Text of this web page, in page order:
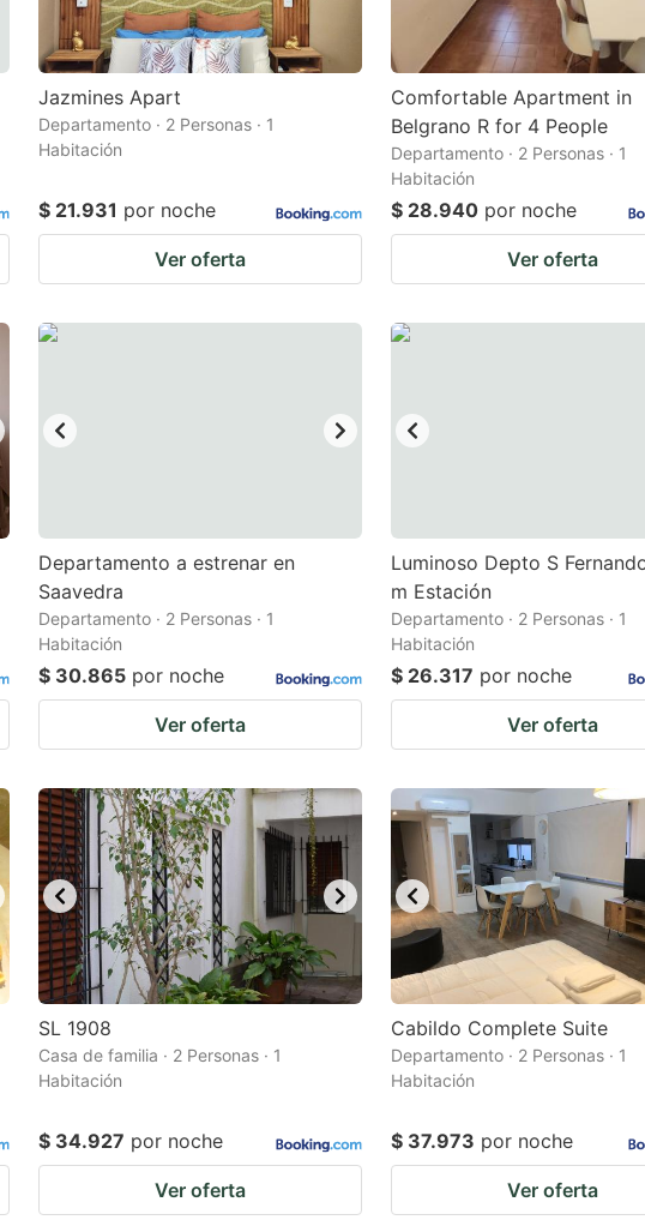
Jazmines Apart
Departamento · 2 Personas · 1
Habitación
$ 21.931 por noche
Ver oferta
Comfortable Apartment in
Belgrano R for 4 People
Departamento · 2 Personas · 1
Habitación
$ 28.940 por noche
Ver oferta
Departamento a estrenar en
Saavedra
Departamento · 2 Personas · 1
Habitación
$ 30.865 por noche
Ver oferta
Luminoso Depto S
m Estación
Departamento · 2 Personas · 1
Habitación
$ 26.317 por noche
Ver oferta
SL 1908
Casa de familia · 2 Personas · 1
Habitación
$ 34.927 por noche
Ver oferta
Cabildo Complete Suite
Departamento · 2 Personas · 1
Habitación
$ 37.973 por noche
Ver oferta